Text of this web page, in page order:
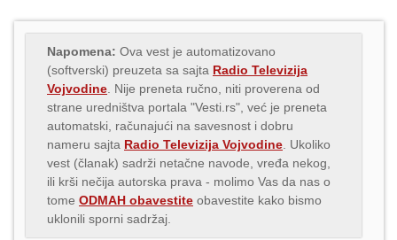
Napomena: Ova vest je automatizovano
(softverski) preuzeta sa sajta Radio Televizija
Vojvodine . Nije preneta ručno, niti proverena od
strane uredništva portala "Vesti.rs", već je preneta
automatski, računajući na savesnost i dobru
nameru sajta Radio Televizija Vojvodine . Ukoliko
vest (članak) sadrži netačne navode, vređa nekog,
ili krši nečija autorska prava - molimo Vas da nas o
tome ODMAH obavestite obavestite kako bismo
uklonili sporni sadržaj.